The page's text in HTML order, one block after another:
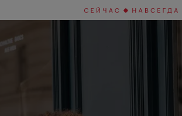
К
навигации
К
содержанию
навигации